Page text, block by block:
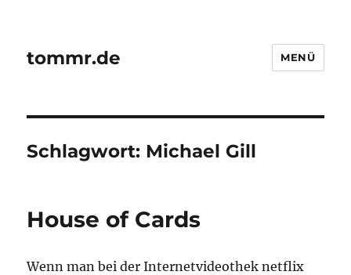
tommr.de MENÜ
Schlagwort: Michael Gill
House of Cards
Wenn man bei der Internetvideothek netflix